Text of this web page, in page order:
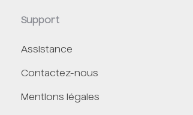
Support
Assistance
Contactez-nous
Mentions légales